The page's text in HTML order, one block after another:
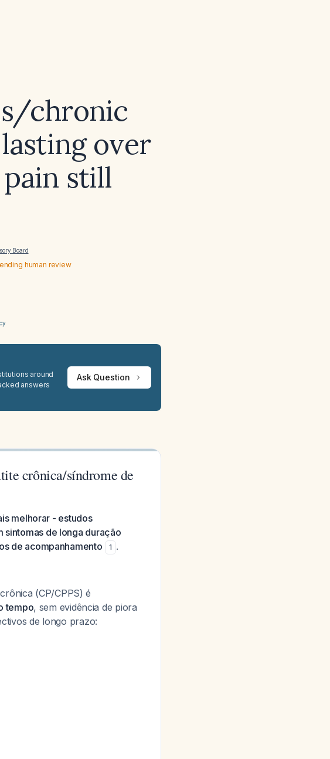
chronic
over
still
Board
human review
around
answers
Ask Question
crônica/síndrome de
melhorar - estudos
sintomas de longa duração
de acompanhamento
1 .
(CP/CPPS) é
tempo, sem evidência de piora
de longo prazo: